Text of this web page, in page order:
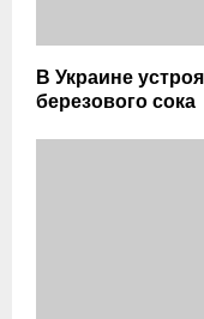
В Украине
березового сока